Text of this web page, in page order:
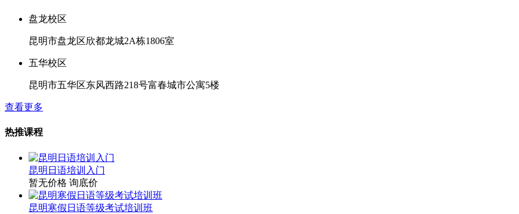
盘龙校区
昆明市盘龙区欣都龙城2A栋1806室
五华校区
昆明市五华区东风西路218号富春城市公寓5楼
查看更多
热推课程
昆明日语培训入门
暂无价格 询底价
昆明寒假日语等级考试培训班